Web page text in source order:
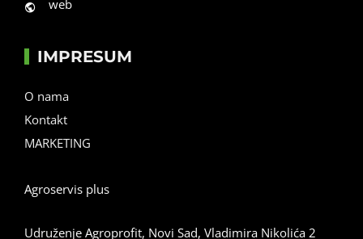
web
IMPRESUM
O nama
Kontakt
MARKETING
Agroservis plus
Udruženje Agroprofit, Novi Sad, Vladimira Nikolića 2